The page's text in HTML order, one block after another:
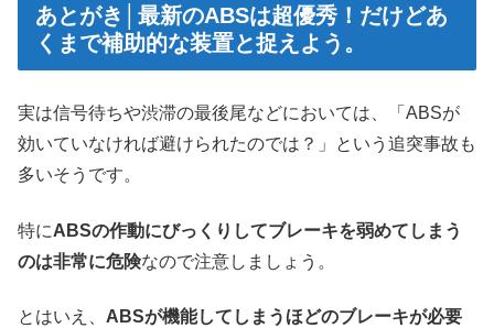
あとがき│最新のABSは超優秀！だけどあ
くまで補助的な装置と捉えよう。
実は信号待ちや渋滞の最後尾などにおいては、「ABSが
効いていなければ避けられたのでは？」という追突事故も
多いそうです。
特にABSの作動にびっくりしてブレーキを弱めてしまう
のは非常に危険なので注意しましょう。
とはいえ、 ABSが機能してしまうほどのブレーキが必要